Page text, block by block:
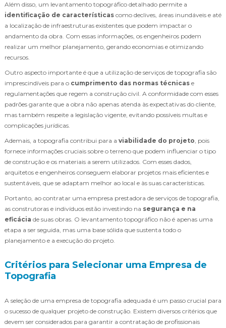
Além disso, um levantamento topográfico detalhado permite a
identificação de características como declives, áreas inundáveis e até
a localização de infraestruturas existentes que podem impactar o
andamento da obra. Com essas informações, os engenheiros podem
realizar um melhor planejamento, gerando economias e otimizando
recursos.
Outro aspecto importante é que a utilização de serviços de topografia são
imprescindíveis para o cumprimento das normas técnicas e
regulamentações que regem a construção civil. A conformidade com esses
padrões garante que a obra não apenas atenda às expectativas do cliente,
mas também respeite a legislação vigente, evitando possíveis multas e
complicações jurídicas.
Ademais, a topografia contribui para a viabilidade do projeto, pois
fornece informações cruciais sobre o terreno que podem influenciar o tipo
de construção e os materiais a serem utilizados. Com esses dados,
arquitetos e engenheiros conseguem elaborar projetos mais eficientes e
sustentáveis, que se adaptam melhor ao local e às suas características.
Portanto, ao contratar uma empresa prestadora de serviços de topografia,
as construtoras e indivíduos estão investindo na segurança e na
eficácia de suas obras. O levantamento topográfico não é apenas uma
etapa a ser seguida, mas uma base sólida que sustenta todo o
planejamento e a execução do projeto.
Critérios para Selecionar uma Empresa de
Topografia
A seleção de uma empresa de topografia adequada é um passo crucial para
o sucesso de qualquer projeto de construção. Existem diversos critérios que
devem ser considerados para garantir a contratação de profissionais